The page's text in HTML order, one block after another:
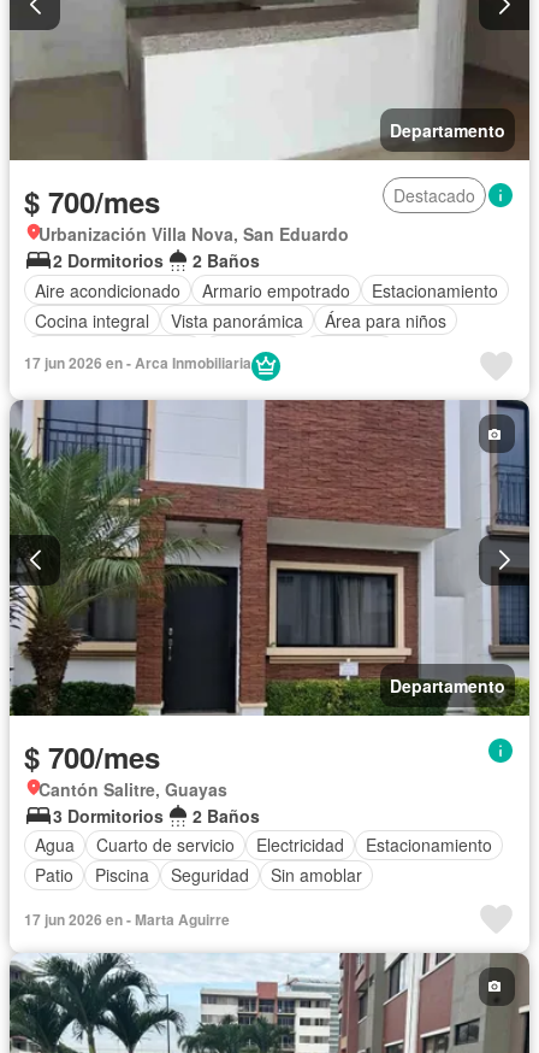
Departamento
$ 700/mes
Destacado
Urbanización Villa Nova, San Eduardo
2 Dormitorios
2 Baños
Aire acondicionado
Armario empotrado
Estacionamiento
Cocina integral
Vista panorámica
Área para niños
Seguridad
Cuarto de servicio
Acceso para personas con discapacidad
Parrilla
Piscina
Electricidad
Conserje Cancha de tenis Gimnasio
Wifi
Sin amoblar
17 jun 2026 en - Arca Inmobiliaria
Departamento
$ 700/mes
Cantón Salitre, Guayas
3 Dormitorios
2 Baños
Agua
Cuarto de servicio Electricidad
Estacionamiento
Patio
Piscina Seguridad Sin amoblar
17 jun 2026 en - Marta Aguirre